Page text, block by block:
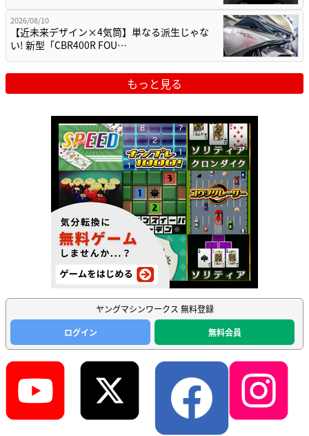
2026/08/10
【近未来デザイン×4気筒】単なる派生じゃな
い! 新型「CBR400R FOU…
もっと見る
ヤングマシンワークス 無料登録
ログイン
無料会員